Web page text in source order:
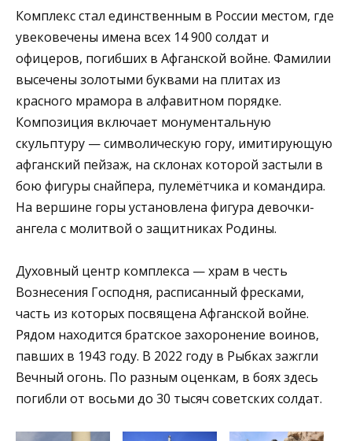
Комплекс стал единственным в России местом, где
увековечены имена всех 14 900 солдат и
офицеров, погибших в Афганской войне. Фамилии
высечены золотыми буквами на плитах из
красного мрамора в алфавитном порядке.
Композиция включает монументальную
скульптуру — символическую гору, имитирующую
афганский пейзаж, на склонах которой застыли в
бою фигуры снайпера, пулемётчика и командира.
На вершине горы установлена фигура девочки-
ангела с молитвой о защитниках Родины.
Духовный центр комплекса — храм в честь
Вознесения Господня, расписанный фресками,
часть из которых посвящена Афганской войне.
Рядом находится братское захоронение воинов,
павших в 1943 году. В 2022 году в Рыбках зажгли
Вечный огонь. По разным оценкам, в боях здесь
погибли от восьми до 30 тысяч советских солдат.